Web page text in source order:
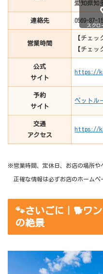
愛知県知
連絡先 0569-87-
営業時間
【チェッ
【チェッ
公式
サイト
https://
予約
サイト
ペットル
交通
アクセス
https://
スクロ
※営業時間、定休日、お店の場所や
正確な情報は必ずお店のホームペ
🐾さいごに｜🐕ワ
の絶景